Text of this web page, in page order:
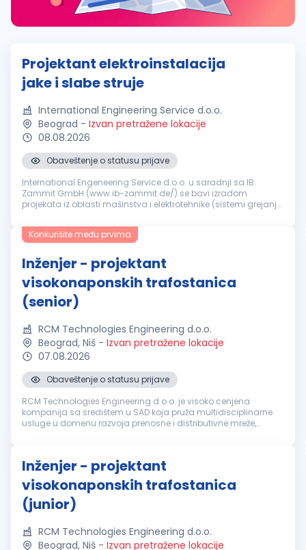
Projektant elektroinstalacija
jake i slabe struje
International Engineering Service d.o.o.
Beograd - Izvan pretražene lokacije
08.08.2026
Obaveštenje o statusu prijave
International Engeneering Service d.o.o. u saradnji sa IB
Zammit GmbH (www.ib-zammit.de/) se bavi izradom
projekata iz oblasti mašinstva i elektrotehnike (sistemi grejanja,
elektroinstala...
Konkurišite među prvima
Inženjer - projektant
visokonaponskih trafostanica
(senior)
RCM Technologies Engineering d.o.o.
Beograd, Niš - Izvan pretražene lokacije
07.08.2026
Obaveštenje o statusu prijave
RCM Technologies Engineering d.o.o. je visoko cenjena
kompanija sa središtem u SAD koja pruža multidisciplinarne
usluge u domenu razvoja prenosne i distributivne mreže,
Inženjer - projektant
visokonaponskih trafostanica
(junior)
RCM Technologies Engineering d.o.o.
Beograd, Niš - Izvan pretražene lokacije